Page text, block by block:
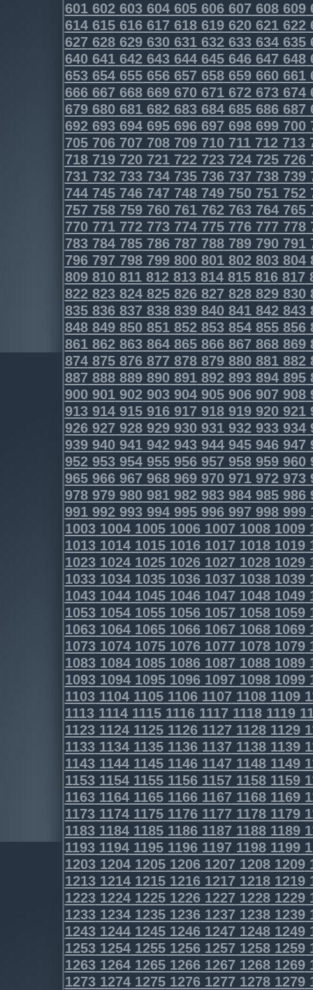
601602603604605606607608609
614615616617618619620621622
627628629630631632633634635
640641642643644645646647648
653654655656657658659660661
666667668669670671672673674
679680681682683684685686687
692693694695696697698699700
705706707708709710711712713
718719720721722723724725726
731732733734735736737738739
744745746747748749750751752
757758759760761762763764765
770771772773774775776777778
783784785786787788789790791
796797798799800801802803804
809810811812813814815816817
822823824825826827828829830
835836837838839840841842843
848849850851852853854855856
861862863864865866867868869
874875876877878879880881882
887888889890891892893894895
900901902903904905906907908
913914915916917918919920921
926927928929930931932933934
939940941942943944945946947
952953954955956957958959960
965966967968969970971972973
978979980981982983984985986
991992993994995996997998999
1003100410051006100710081009
1013101410151016101710181019
1023102410251026102710281029
1033103410351036103710381039
1043104410451046104710481049
1053105410551056105710581059
1063106410651066106710681069
1073107410751076107710781079
1083108410851086108710881089
1093109410951096109710981099
1103110411051106110711081109
1113111411151116111711181119
1123112411251126112711281129
1133113411351136113711381139
1143114411451146114711481149
1153115411551156115711581159
1163116411651166116711681169
1173117411751176117711781179
1183118411851186118711881189
1193119411951196119711981199
1203120412051206120712081209
1213121412151216121712181219
1223122412251226122712281229
1233123412351236123712381239
1243124412451246124712481249
1253125412551256125712581259
1263126412651266126712681269
1273127412751276127712781279